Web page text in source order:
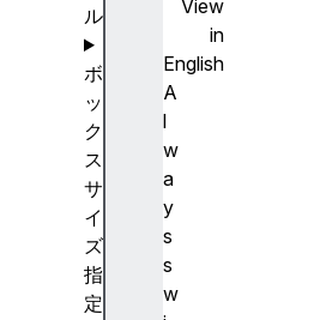
View
in
English
A
l
w
a
y
s
s
w
ル
ボ
ッ
ク
ス
サ
イ
ズ
指
定